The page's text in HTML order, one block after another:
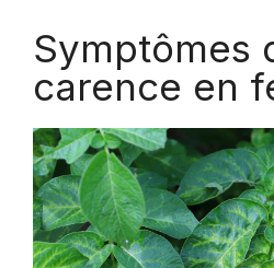
Symptômes
carence en